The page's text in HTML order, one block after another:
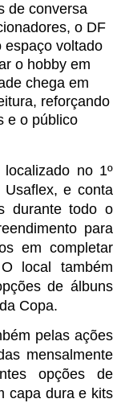
de conversa
o DF
espaço voltado
o hobby em
chega em
reforçando
e o público
no 1º
e conta
durante todo o
para
em completar
local também
de álbuns
Copa.
pelas ações
mensalmente
opções de
capa dura e kits